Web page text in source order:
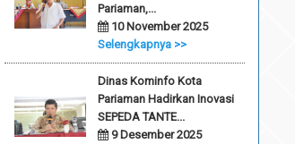
Pariaman,...
10 November 2025
Selengkapnya >>
Dinas Kominfo Kota
Pariaman Hadirkan Inovasi
SEPEDA TANTE...
9 Desember 2025